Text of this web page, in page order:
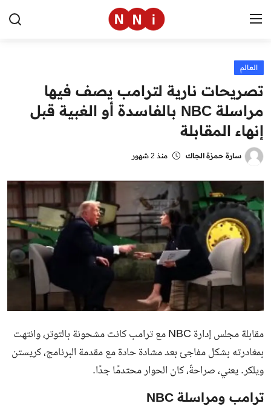
الرئيسية
اخبار مصر
العالم
الرياضة
مال وأعمال
تقنية
التعليم
منوعات
العالم
تصريحات نارية لترامب يصف فيها
مراسلة NBC بالفاسدة أو الغبية قبل
إنهاء المقابلة
سارة حمزة الجاك منذ 2 شهور
مقابلة مجلس إدارة NBC مع ترامب كانت مشحونة بالتوتر، وانتهت
بمغادرته بشكل مفاجئ بعد مشادة حادة مع مقدمة البرنامج، كريستن
ويلكر. يعني، صراحةً، كان الحوار محتدمًا جدًا.
ترامب ومراسلة NBC